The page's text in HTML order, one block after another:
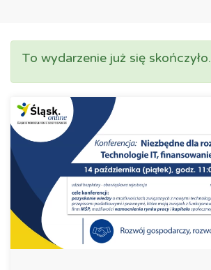
To wydarzenie już się skończyło.